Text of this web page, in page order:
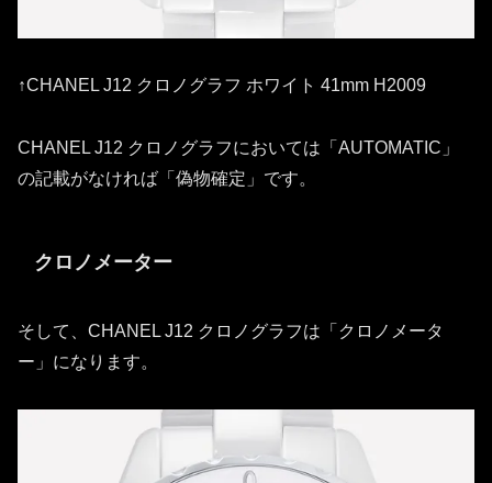
↑CHANEL J12 クロノグラフ ホワイト 41mm H2009
CHANEL J12 クロノグラフにおいては「AUTOMATIC」
の記載がなければ「偽物確定」です。
クロノメーター
そして、CHANEL J12 クロノグラフは「クロノメータ
ー」になります。